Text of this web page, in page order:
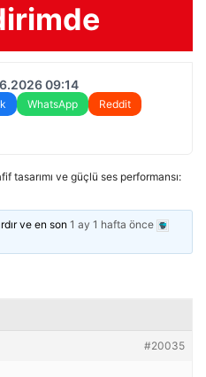
09:14
WhatsApp
Reddit
tasarımı ve güçlü ses performansı:
ve en son1 ay 1 hafta önce
#20035